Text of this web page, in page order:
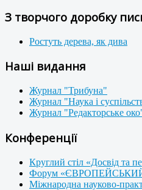
З творчого доробку
Ростуть дерева, як дива
Наші видання
Журнал "Трибуна"
Журнал "Наука і
Журнал "Редакторське
Конференції
Круглий стіл «Досвід та
Форум
Міжнародна науково-